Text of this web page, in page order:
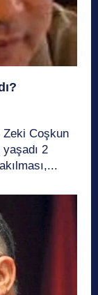
Zeki Coşkun
2